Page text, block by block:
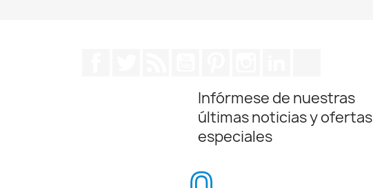
Infórmese de nuestras
últimas noticias y ofertas
especiales